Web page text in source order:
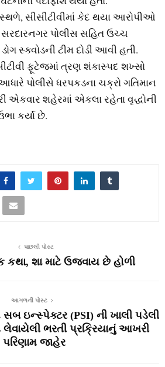
સીસીટીવીમાં કેદ થયા આરોપીઓ
સરદારનગર પોલીસ સહિત ઉચ્ચ
સ્ક્વોડની ટીમ દોડી આવી હતી.
ફૂટેજમાં ત્રણ શંકાસ્પદ શખ્સો
પોલીસે ધરપકડના ચક્રો ગતિમાન
એકવાર શહેરમાં એકલા રહેતા વૃદ્ધોની
કર્યા છે.
પાછલી પોસ્ટ
કથા, શા માટે ઉજવાય છે હોળી
આગળની પોસ્ટ
સબ ઇન્સ્પેક્ટર (PSI) ની ખાલી પડેલી
ભરતી પ્રક્રિયાનું આખરી
પરિણામ જાહેર